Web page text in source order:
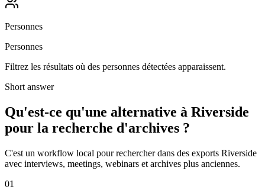
Personnes
Personnes
Filtrez les résultats où des personnes détectées apparaissent.
Short answer
Qu'est-ce qu'une alternative à Riverside
pour la recherche d'archives ?
C'est un workflow local pour rechercher dans des exports Riverside
avec interviews, meetings, webinars et archives plus anciennes.
01